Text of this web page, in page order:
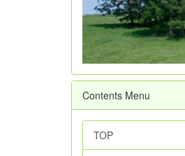
Contents Menu
TOP